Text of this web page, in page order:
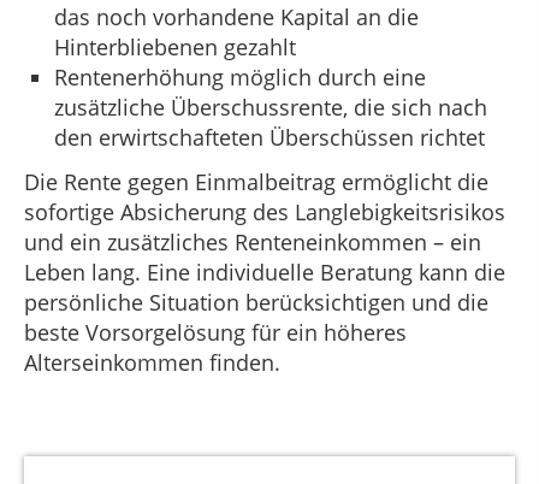
das noch vorhandene Kapital an die
Hinterbliebenen gezahlt
Rentenerhöhung möglich durch eine
zusätzliche Überschussrente, die sich nach
den erwirtschafteten Überschüssen richtet
Die Rente gegen Einmalbeitrag ermöglicht die
sofortige Absicherung des Langlebigkeitsrisikos
und ein zusätzliches Renteneinkommen – ein
Leben lang. Eine individuelle Beratung kann die
persönliche Situation berücksichtigen und die
beste Vorsorgelösung für ein höheres
Alterseinkommen finden.